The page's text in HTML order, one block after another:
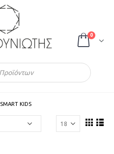
0
SMART KIDS